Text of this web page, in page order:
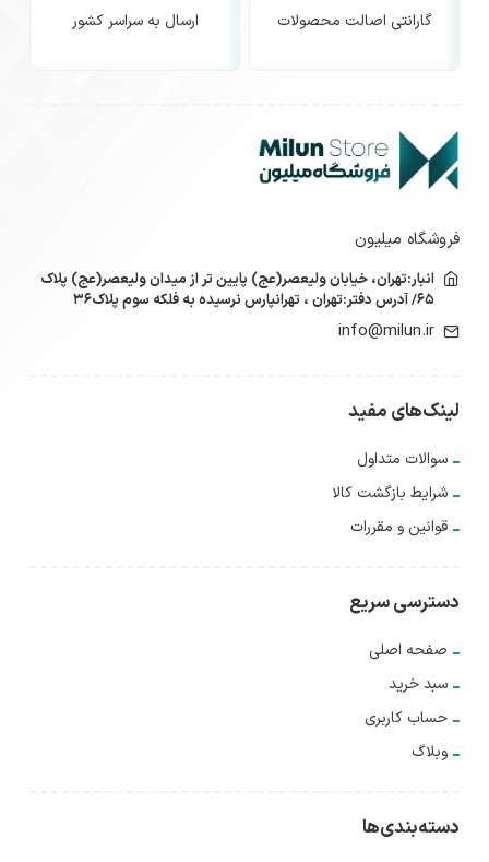
گارانتی اصالت محصولات ارسال به سراسر کشور
فروشگاه میلیون
انبار:تهران، خیابان ولیعصر(عج) پایین تر از میدان ولیعصر(عج) پلاک
۶۵/ آدرس دفتر:تهران ، تهرانپارس نرسیده به فلکه سوم پلاک۳۶
info@milun.ir
لینک‌های مفید
سوالات متداول
شرایط بازگشت کالا
قوانین و مقررات
دسترسی سریع
صفحه اصلی
سبد خرید
حساب کاربری
وبلاگ
دسته‌بندی‌ها